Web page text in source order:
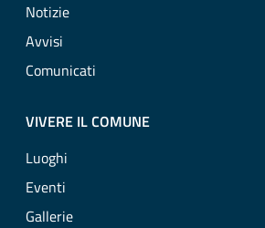
Notizie
Avvisi
Comunicati
VIVERE IL COMUNE
Luoghi
Eventi
Gallerie